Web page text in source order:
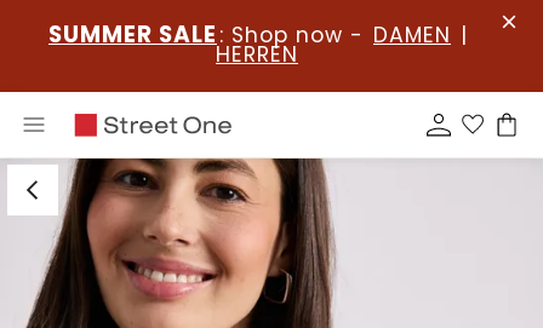
SUMMER SALE : Shop now - DAMEN |
HERREN